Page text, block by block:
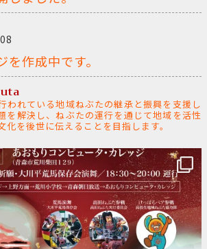
作成中です。
われている地域ねぶたの継承と振興を支援し
を解決し、ねぶたの運行を通じて地域を活性
化を後世に伝えることを目指します。